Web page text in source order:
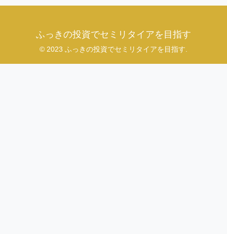
ふっきの投資でセミリタイアを目指す
© 2023 ふっきの投資でセミリタイアを目指す.